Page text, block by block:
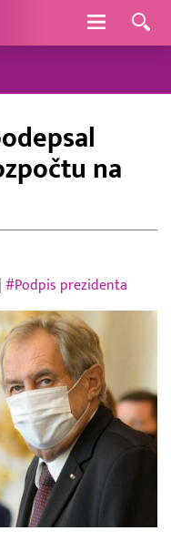
Navigace
na
#Podpis prezidenta